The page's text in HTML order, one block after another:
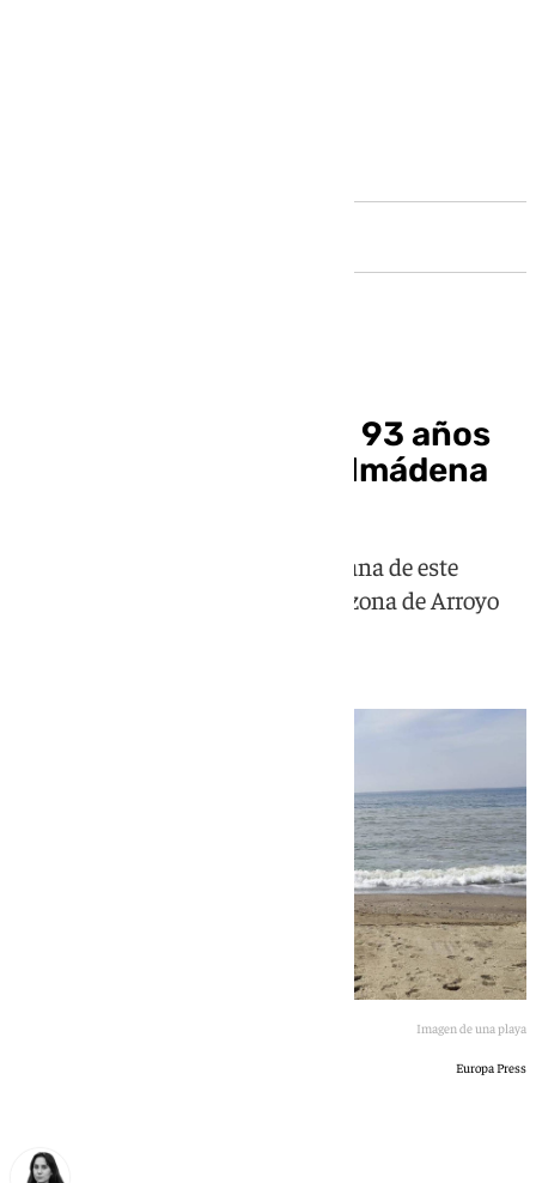
Fallece un hombre de 93 años
en una playa de Benalmádena
El hombre ha fallecido en la mañana de este
martes en la playa El Kilito, en la zona de Arroyo
Imagen de una playa
Europa Press